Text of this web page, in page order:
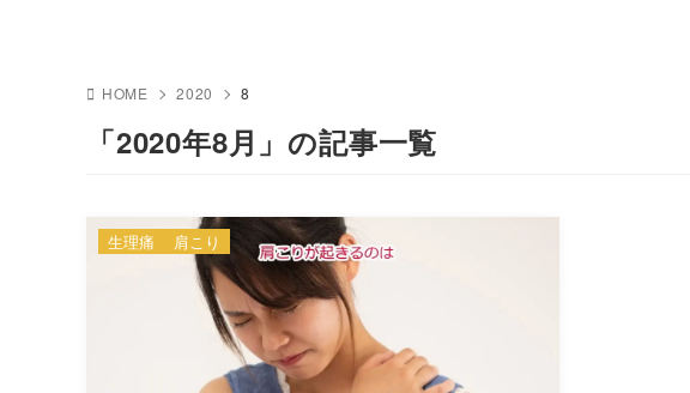
HOME 2020 8
「2020年8月」の記事一覧
生理痛 肩こり